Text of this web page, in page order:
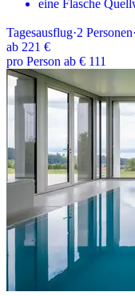
eine Flasche
Tagesausflug·2 Personen·
ab 221 €
pro Person ab € 111